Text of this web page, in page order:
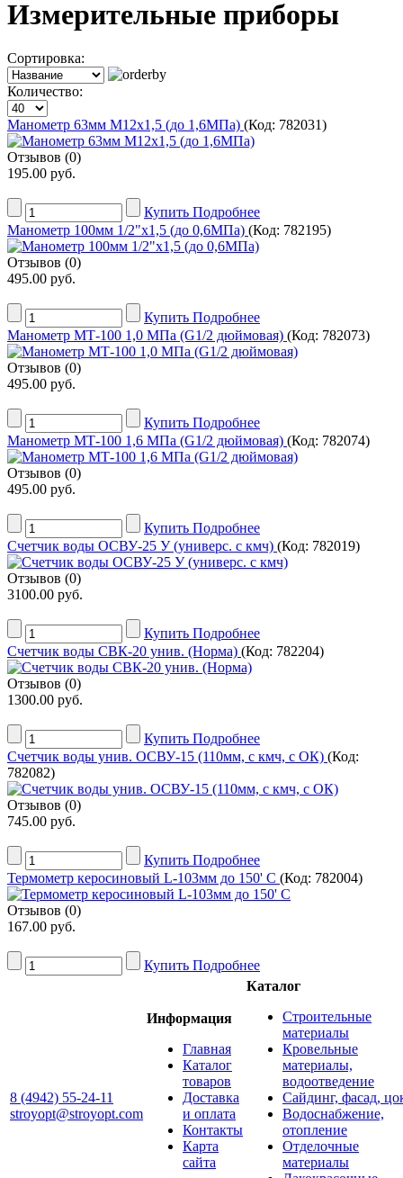
Измерительные приборы
Сортировка:
Количество:
Манометр 63мм М12х1,5 (до 1,6МПа) (Код: 782031)
Отзывов (0)
195.00 руб.
Купить Подробнее
Манометр 100мм 1/2"х1,5 (до 0,6МПа) (Код: 782195)
Отзывов (0)
495.00 руб.
Купить Подробнее
Манометр МТ-100 1,0 МПа (G1/2 дюймовая) (Код: 782073)
Отзывов (0)
495.00 руб.
Купить Подробнее
Манометр МТ-100 1,6 МПа (G1/2 дюймовая) (Код: 782074)
Отзывов (0)
495.00 руб.
Купить Подробнее
Счетчик воды ОСВУ-25 У (универс. с кмч) (Код: 782019)
Отзывов (0)
3100.00 руб.
Купить Подробнее
Счетчик воды СВК-20 унив. (Норма) (Код: 782204)
Отзывов (0)
1300.00 руб.
Купить Подробнее
Счетчик воды унив. ОСВУ-15 (110мм, с кмч, с ОК) (Код:
782082)
Отзывов (0)
745.00 руб.
Купить Подробнее
Термометр керосиновый L-103мм до 150' С (Код: 782004)
Отзывов (0)
167.00 руб.
Купить Подробнее
8 (4942) 55-24-11
stroyopt@stroyopt.com
Информация
Главная
Каталог
товаров
Доставка
и оплата
Контакты
Карта
сайта
Каталог
Строительные
материалы
Кровельные
материалы,
водоотведение
Сайдинг, фасад,
Водоснабжение,
отопление
Отделочные
материалы